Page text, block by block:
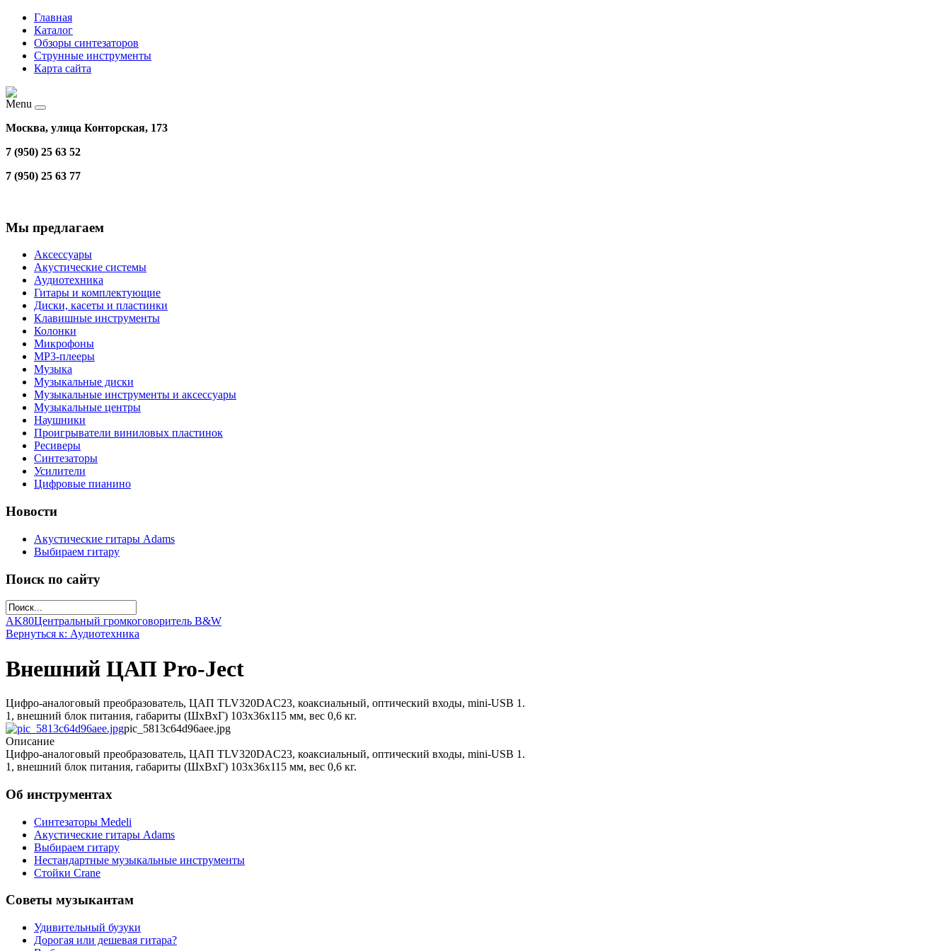
Главная
Каталог
Обзоры синтезаторов
Струнные инструменты
Карта сайта
Menu
Москва, улица Конторская, 173
7 (950) 25 63 52
7 (950) 25 63 77
Мы предлагаем
Аксессуары
Акустические системы
Аудиотехника
Гитары и комплектующие
Диски, касеты и пластинки
Клавишные инструменты
Колонки
Микрофоны
МР3-плееры
Музыка
Музыкальные диски
Музыкальные инструменты и аксессуары
Музыкальные центры
Наушники
Проигрыватели виниловых пластинок
Ресиверы
Синтезаторы
Усилители
Цифровые пианино
Новости
Акустические гитары Adams
Выбираем гитару
Поиск по сайту
AK80Центральный громкоговоритель B&W
Вернуться к: Аудиотехника
Внешний ЦАП Pro-Ject
Цифро-аналоговый преобразователь, ЦАП TLV320DAC23, коаксиальный, оптический входы, mini-USB 1.
1, внешний блок питания, габариты (ШхВхГ) 103х36х115 мм, вес 0,6 кг.
pic_5813c64d96aee.jpg
Описание
Цифро-аналоговый преобразователь, ЦАП TLV320DAC23, коаксиальный, оптический входы, mini-USB 1.
1, внешний блок питания, габариты (ШхВхГ) 103х36х115 мм, вес 0,6 кг.
Об инструментах
Синтезаторы Мedeli
Акустические гитары Adams
Выбираем гитару
Нестандартные музыкальные инструменты
Стойки Crane
Советы музыкантам
Удивительный бузуки
Дорогая или дешевая гитара?